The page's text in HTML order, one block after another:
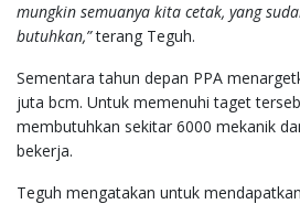
mungkin semuanya kita cetak, yang
butuhkan,”terang Teguh.
Sementara tahun depan PPA
juta bcm. Untuk memenuhi taget
membutuhkan sekitar 6000 mekanik
bekerja.
Teguh mengatakan untuk